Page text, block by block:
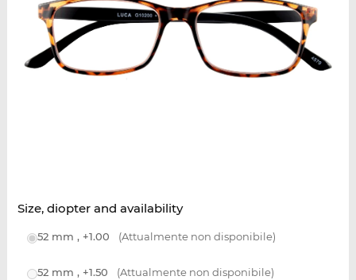
Size, diopter and availability
52 mm , +1.00 (Attualmente non disponibile)
52 mm , +1.50 (Attualmente non disponibile)